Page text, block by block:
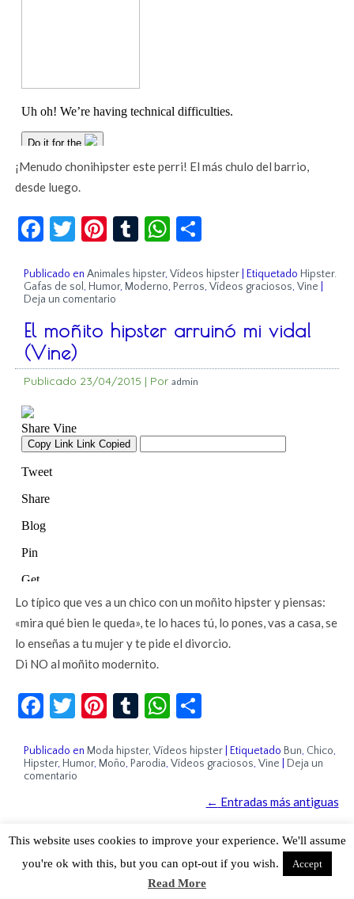
¡Menudo chonihipster este perri! El más chulo del barrio,
desde luego.
Facebook
Twitter
Pinterest
TumblrWhatsApp
Publicado en Animales hipster,Vídeos hipster Etiquetado Hipster.
Gafas de sol , Humor, Moderno, Perros,Vídeos graciosos,Vine
Deja un comentario
El moñito hipster arruinó mi vida!
(Vine)
Publicado 23/04/2015 | Por admin
Lo típico que ves a un chico con un moñito hipster y piensas:
«mira qué bien le queda», te lo haces tú, lo pones, vas a casa, se
lo enseñas a tu mujer y te pide el divorcio.
Di NO al moñito modernito.
Facebook
Twitter
Pinterest
TumblrWhatsApp
Publicado en Moda hipster,Vídeos hipster Etiquetado Bun, Chico,
Hipster, Humor, Moño, Parodia,Vídeos graciosos,Vine
Deja un
comentario
← Entradas más antiguas
Sobre Cuánto Hipster | Aviso legal |Contacto
Cuánto Hipster © 2015. Todos los derechos reservados
This website uses cookies to improve your experience. We'll assume
you're ok with this, but you can opt-out if you wish.
Accept
Read More